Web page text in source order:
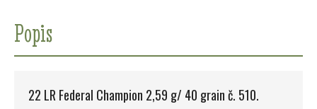
Popis
22 LR Federal Champion 2,59 g/ 40 grain č. 510.